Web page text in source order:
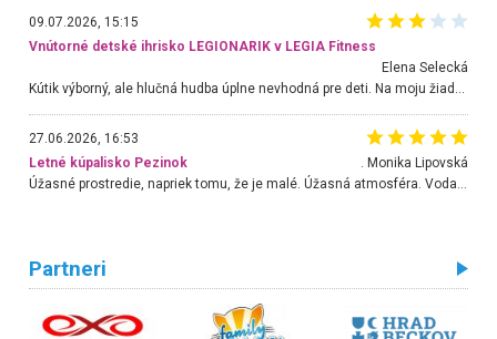
09.07.2026, 15:15
Vnútorné detské ihrisko LEGIONARIK v LEGIA Fitness
Elena Selecká
27.06.2026, 16:53
Letné kúpalisko Pezinok
. Monika Lipovská
Úžasné prostredie, napriek tomu, že je malé. Úžasná atmosféra. Voda fantastická a nádherná. Ľudí je pomerne veľa, ale su mili a ohľaduplní. Je veľmi zaujímavé sledovať, ako dokážu spolu športovať cudzí ľudia a bez ohľadu na vek. Vládne tu pohoda. Vnuka neviem dostať z vody. Ďakujem za krásny deň . Urcite sa sem vrátim. Jediný problém je s parkovaním, ale aj ten sa mi podarilo vyriešiť. Monika Bratislava
Partneri